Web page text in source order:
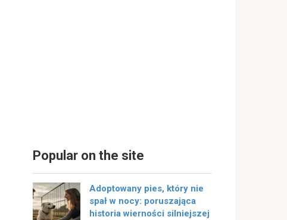
Popular on the site
Adoptowany pies, który nie
spał w nocy: poruszająca
historia wierności silniejszej